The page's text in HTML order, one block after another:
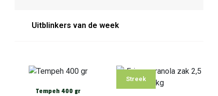
Uitblinkers van de week
Tempeh 400 gr
Streek